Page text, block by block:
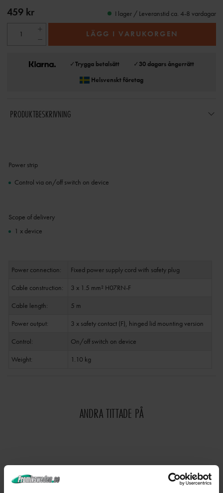
459 kr I lager / Leveranstid ca. 4-8 vardagar
LÄGG I VARUKORGEN
✓Trygga betalsätt ✓30 dagars ångerrätt
Helsvenskt företag
PRODUKTBESKRIVNING
Power strip
Control via on/off switch on device
Scope of delivery
1 x device
Power connection:
Fixed power supply cord with safety plug
Cable construction:
3 x 1.5 mm² H07RN-F
Cable length:
5 m
Power output:
3 x safety contact (F), hinged lid mounting version
Control:
On/off switch on device
Weight:
1.10 kg
ANDRA TITTADE PÅ